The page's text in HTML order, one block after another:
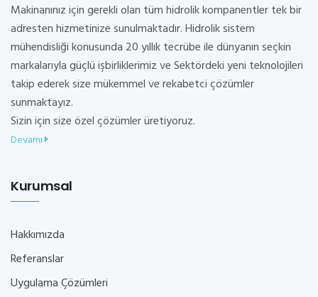
Makinanınız için gerekli olan tüm hidrolik kompanentler tek bir
adresten hizmetinize sunulmaktadır. Hidrolik sistem
mühendisliği konusunda 20 yıllık tecrübe ile dünyanın seçkin
markalarıyla güçlü işbirliklerimiz ve Sektördeki yeni teknolojileri
takip ederek size mükemmel ve rekabetci çözümler
sunmaktayız.
Sizin için size özel çözümler üretiyoruz.
Devamı
Kurumsal
Hakkımızda
Referanslar
Uygulama Çözümleri